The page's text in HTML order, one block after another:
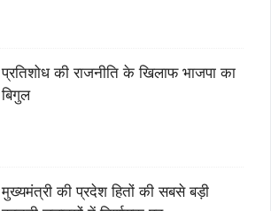
प्रतिशोध की राजनीति के खिलाफ भाजपा का
बिगुल
मुख्यमंत्री की प्रदेश हितों की सबसे बड़ी